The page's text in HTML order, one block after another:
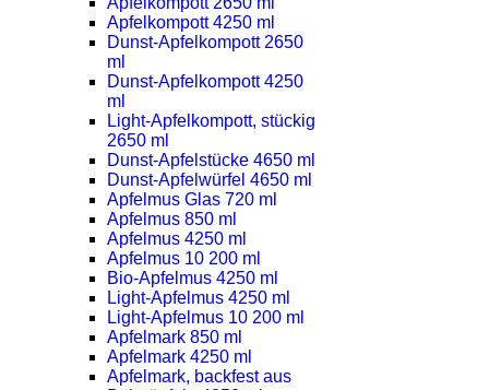
Apfelkompott 4250 ml
Dunst-Apfelkompott 2650
ml
Dunst-Apfelkompott 4250
ml
Light-Apfelkompott, stückig
2650 ml
Dunst-Apfelstücke 4650 ml
Dunst-Apfelwürfel 4650 ml
Apfelmus Glas 720 ml
Apfelmus 850 ml
Apfelmus 4250 ml
Apfelmus 10 200 ml
Bio-Apfelmus 4250 ml
Light-Apfelmus 4250 ml
Light-Apfelmus 10 200 ml
Apfelmark 850 ml
Apfelmark 4250 ml
Apfelmark, backfest aus